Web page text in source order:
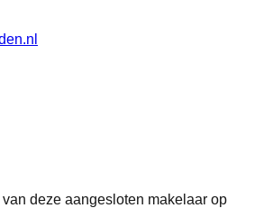
deze aangesloten makelaar op